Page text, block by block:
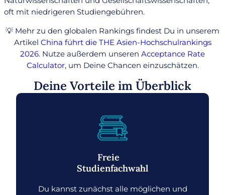
oft mit niedrigeren Studiengebühren.
💡 Mehr zu den globalen Rankings findest Du in unserem
Artikel China führt die THE Asien-Hochschulrankings
2026. Nutze außerdem unseren Acceptance Rate
Calculator, um Deine Chancen einzuschätzen.
Deine Vorteile im Überblick
Freie
Studienfachwahl
Du kannst zunächst alle möglichen und